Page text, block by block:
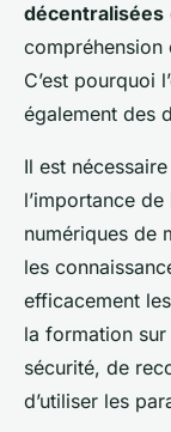
décentralisées
compréhension
C’est pourquoi
également des
Il est
l’importance
numériques de
les
efficacement
la formation
sécurité, de
d’utiliser les